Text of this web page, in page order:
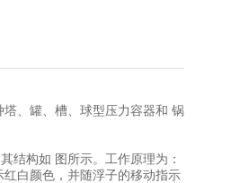
、罐、槽、球型压力容器和 锅
结构如 图所示。工作原理为：
白颜色，并随浮子的移动指示